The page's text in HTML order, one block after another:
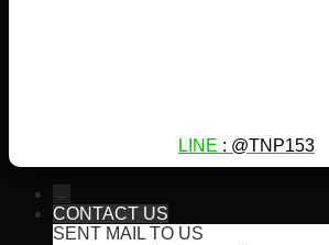
LINE : @TNP153
CONTACT US
SENT MAIL TO US